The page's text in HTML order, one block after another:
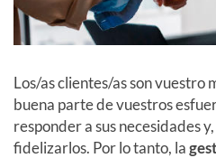
Los/as clientes/as son vuestro
buena parte de vuestros
responder a sus necesidades
fidelizarlos. Por lo tanto, la